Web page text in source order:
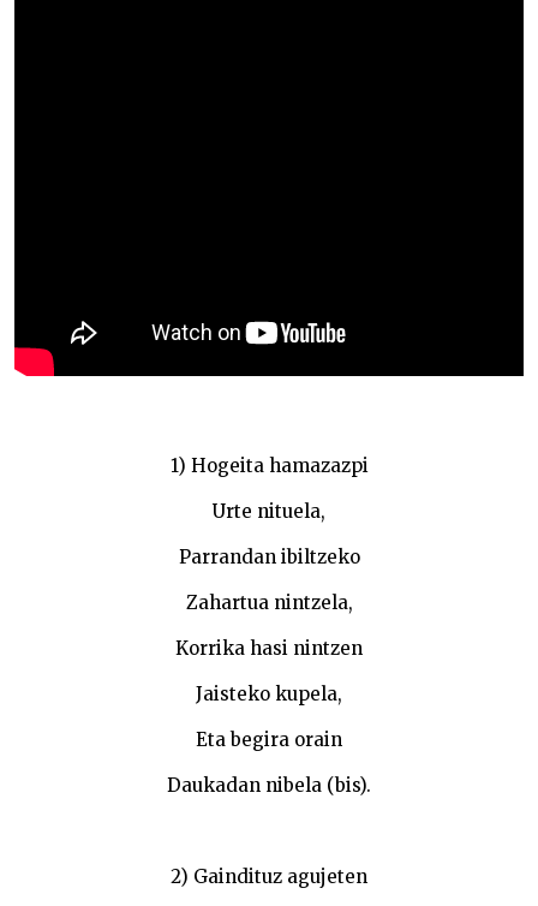
1) Hogeita hamazazpi
Urte nituela,
Parrandan ibiltzeko
Zahartua nintzela,
Korrika hasi nintzen
Jaisteko kupela,
Eta begira orain
Daukadan nibela (bis).
2) Gaindituz agujeten